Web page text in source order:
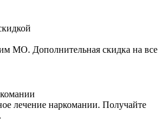
МО. Дополнительная скидка на все
лечение наркомании. Получайте